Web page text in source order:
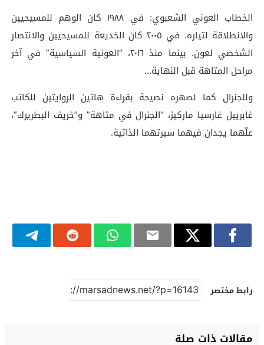
الخطاب العوني الشعبوي: في ١٩٨٨ كان الوهم للمسيحيين
والانطلاقة لتياره. في ٢٠٠٥ كان الخديعة للمسيحيين والانتصار
الشخصي لعون. بينما منذ ٢٠١٦، “العونية السياسية” في آخر
مراحل المتاهة قبل النهاية…
وللجنرال كما لصهره نصيحة بقراءة هاتين الروايتين للكاتب
غابرييل غارسيا ماركيز، “الجنرال في متاهة” و”خريف البطريرك”،
علّهما يجدان فيهما سيرتهما الذاتية.
رابط مختصر
مقالات ذات صلة